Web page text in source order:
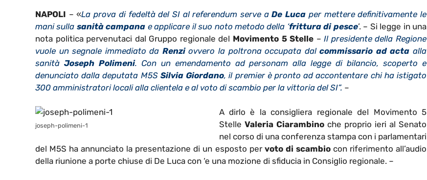
NAPOLI – «La prova di fedeltà del SI al referendum serve aDe Luca per mettere definitivamente le
mani sulla sanità campana e applicare il suo noto metodo della ‘frittura di pesce’. – Si legge in una
nota politica pervenutaci dal Gruppo regionale del Movimento 5 Stelle –Il presidente della Regione
vuole un segnale immediato da Renziovvero la poltrona occupata dalcommissario ad acta alla
sanità Joseph Polimeni. Con un emendamento ad personam alla legge di bilancio, scoperto e
denunciato dalla deputata M5S Silvia Giordano, il premier è pronto ad accontentare chi ha istigato
300 amministratori locali alla clientela e al voto di scambio per la vittoria del SI”. –
joseph-polimeni-1
A dirlo è la consigliera regionale del Movimento 5
Stelle Valeria Ciarambinoche proprio ieri al Senato
nel corso di una conferenza stampa con i parlamentari
del M5S ha annunciato la presentazione di un esposto per voto di scambiocon riferimento all’audio
della riunione a porte chiuse di De Luca con ‘e una mozione di sfiducia in Consiglio regionale. –